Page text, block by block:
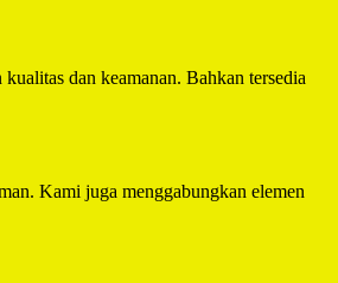
dan keamanan. Bahkan tersedia
Kami juga menggabungkan elemen